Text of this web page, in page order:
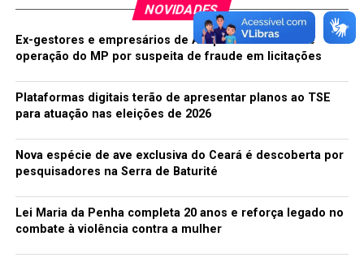
NOVIDADES
Ex-gestores e empresários de Acopiara são alvos de
operação do MP por suspeita de fraude em licitações
Plataformas digitais terão de apresentar planos ao TSE
para atuação nas eleições de 2026
Nova espécie de ave exclusiva do Ceará é descoberta por
pesquisadores na Serra de Baturité
Lei Maria da Penha completa 20 anos e reforça legado no
combate à violência contra a mulher